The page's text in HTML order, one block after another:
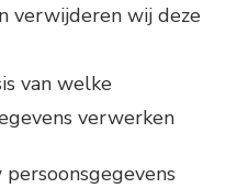
verwijderen wij deze
van welke
verwerken